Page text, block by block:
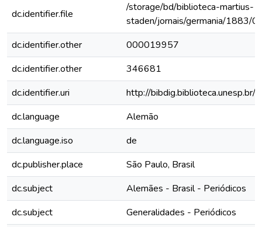
dc.identifier.file
/storage/bd/biblioteca-martius-
staden/jornais/germania/1883/
dc.identifier.other
000019957
dc.identifier.other
346681
dc.identifier.uri
http://
dc.language
Alemão
dc.language.iso
de
dc.publisher.place
São Paulo, Brasil
dc.subject
Alemães - Brasil - Periódicos
dc.subject
Generalidades - Periódicos